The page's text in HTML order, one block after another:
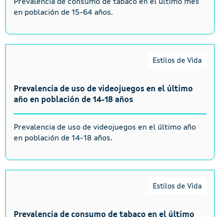
Prevalencia de consumo de tabaco en el último mes
en población de 15-64 años.
Estilos de Vida
Prevalencia de uso de videojuegos en el último
año en población de 14-18 años
Prevalencia de uso de videojuegos en el último año
en población de 14-18 años.
Estilos de Vida
Prevalencia de consumo de tabaco en el último